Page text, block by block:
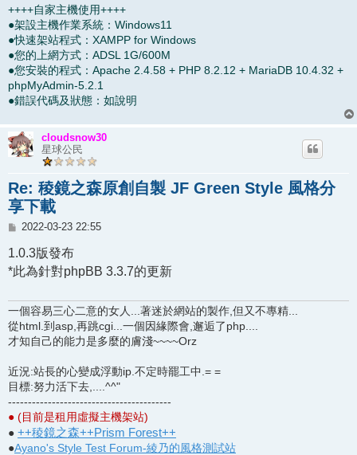
++++自家主機使用++++
●架設主機作業系統：Windows11
●快速架站程式：XAMPP for Windows
●您的上網方式：ADSL 1G/600M
●您安裝的程式：Apache 2.4.58 + PHP 8.2.12 + MariaDB 10.4.32 +
phpMyAdmin-5.2.1
●錯誤代碼及狀態：如說明
cloudsnow30
星球公民
Re: 稜鏡之森原創自製 JF Green Style 風格分
享下載
文
2022-03-23 22:55
1.0.3版發布
*此為針對phpBB 3.3.7的更新
一個容易三心二意的女人...著迷於網站的製作,但又不專精...
從html.到asp,再跳cgi...一個因緣際會,邂逅了php....
才知自己的能力是多麼的膚淺~~~~Orz
近況:站長的心變成浮動ip.不定時罷工中.= =
目標:努力活下去,....^^"
-----------------------------------------
● (目前是租用虛擬主機架站)
● ++稜鏡之森++Prism Forest++
●Ayano's Style Test Forum-綾乃的風格測試站